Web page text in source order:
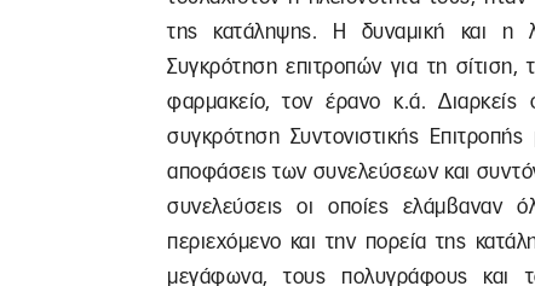
της κατάληψης. Η δυναμική και η
Συγκρότηση επιτροπών για τη σίτιση,
φαρμακείο, τον έρανο κ.ά.
συγκρότηση Συντονιστικής
αποφάσεις των συνελεύσεων και
συνελεύσεις οι οποίες ελάμβαναν
περιεχόμενο και την πορεία της
μεγάφωνα, τους πολυγράφους και